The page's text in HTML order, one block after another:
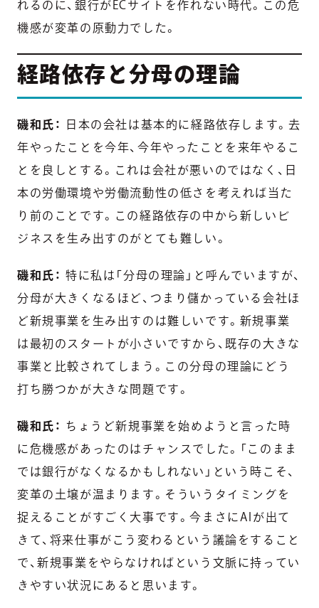
れるのに、銀行がECサイトを作れない時代。この危
機感が変革の原動力でした。
経路依存と分母の理論
磯和氏：
日本の会社は基本的に経路依存します。去
年やったことを今年、今年やったことを来年やるこ
とを良しとする。これは会社が悪いのではなく、日
本の労働環境や労働流動性の低さを考えれば当た
り前のことです。この経路依存の中から新しいビ
ジネスを生み出すのがとても難しい。
磯和氏： 特に私は「分母の理論」と呼んでいますが、
分母が大きくなるほど、つまり儲かっている会社ほ
ど新規事業を生み出すのは難しいです。新規事業
は最初のスタートが小さいですから、既存の大きな
事業と比較されてしまう。この分母の理論にどう
打ち勝つかが大きな問題です。
磯和氏：
ちょうど新規事業を始めようと言った時
に危機感があったのはチャンスでした。「このまま
では銀行がなくなるかもしれない」という時こそ、
変革の土壌が温まります。そういうタイミングを
捉えることがすごく大事です。今まさにAIが出て
きて、将来仕事がこう変わるという議論をすること
で、新規事業をやらなければという文脈に持ってい
きやすい状況にあると思います。